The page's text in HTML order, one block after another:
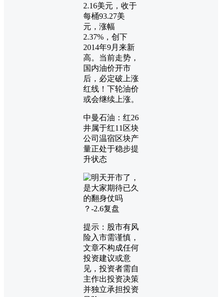
2.16美元，收于
每桶93.27美
元，涨幅
2.37%，创下
2014年9月来新
高。当前走势，
国内油价开市
后，必定破上涨
红线！下轮油价
或会继续上涨。
中曼石油：红26
井属于红11区块
公司温宿区块产
量正处于稳步提
升状态
提示：股市有风
险入市需谨慎，
文章不构成任何
投资建议或意
见，投资者需自
主作出投资决策
并独立承担投资